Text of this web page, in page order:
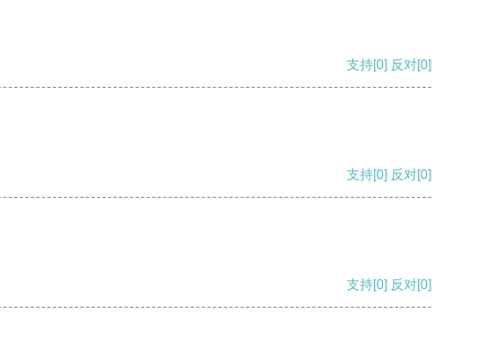
支持[0] 反对[0]
支持[0] 反对[0]
支持[0] 反对[0]